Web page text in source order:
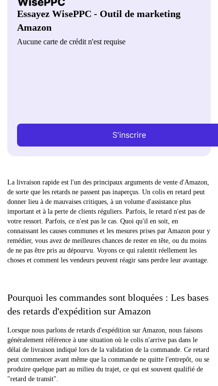
Essayez WisePPC - Outil de marketing
Amazon
Aucune carte de crédit n'est requise
S'inscrire
La livraison rapide est l'un des principaux arguments de vente d'Amazon,
de sorte que les retards ne passent pas inaperçus. Un colis en retard peut
donner lieu à de mauvaises critiques, à un volume d'assistance plus
important et à la perte de clients réguliers. Parfois, le retard n'est pas de
votre ressort. Parfois, ce n'est pas le cas. Quoi qu'il en soit, en
connaissant les causes communes et les mesures prises par Amazon pour y
remédier, vous avez de meilleures chances de rester en tête, ou du moins
de ne pas être pris au dépourvu. Voyons ce qui ralentit réellement les
choses et comment les vendeurs peuvent réagir sans perdre leur avantage.
Pourquoi les commandes sont bloquées : Les bases
des retards d'expédition sur Amazon
Lorsque nous parlons de retards d'expédition sur Amazon, nous faisons
généralement référence à une situation où le colis n'arrive pas dans le
délai de livraison indiqué lors de la validation de la commande. Ce retard
peut commencer avant même que la commande ne quitte l'entrepôt, ou se
produire quelque part au milieu du trajet, ce qui est souvent qualifié de
"retard de transit".